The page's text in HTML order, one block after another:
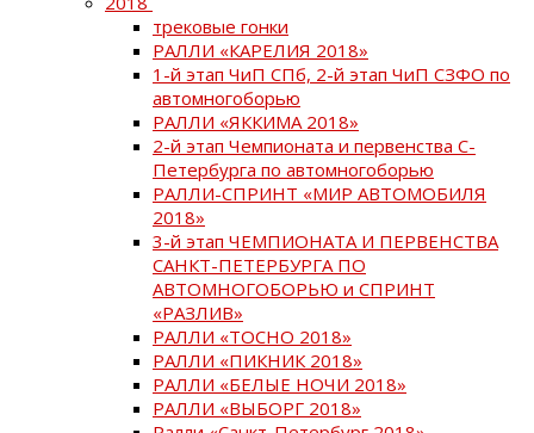
трековые гонки
РАЛЛИ «КАРЕЛИЯ 2018»
1-й этап ЧиП СПб, 2-й этап ЧиП СЗФО по
автомногоборью
РАЛЛИ «ЯККИМА 2018»
2-й этап Чемпионата и первенства С-
Петербурга по автомногоборью
РАЛЛИ-СПРИНТ «МИР АВТОМОБИЛЯ
2018»
3-й этап ЧЕМПИОНАТА И ПЕРВЕНСТВА
САНКТ-ПЕТЕРБУРГА ПО
АВТОМНОГОБОРЬЮ и СПРИНТ
«РАЗЛИВ»
РАЛЛИ «ТОСНО 2018»
РАЛЛИ «ПИКНИК 2018»
РАЛЛИ «БЕЛЫЕ НОЧИ 2018»
РАЛЛИ «ВЫБОРГ 2018»